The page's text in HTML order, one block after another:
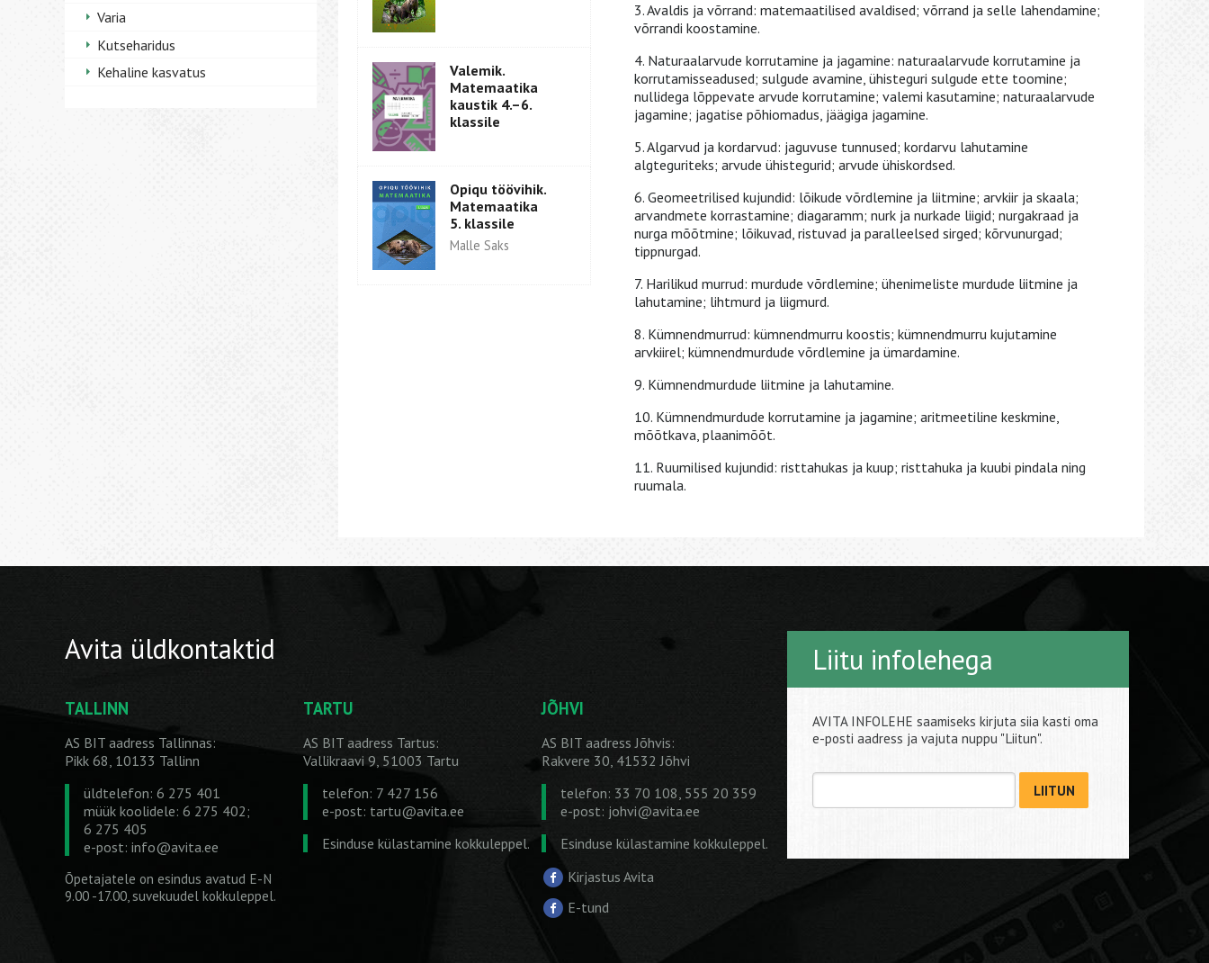
Varia
Kutseharidus
Kehaline kasvatus
Valemik.
Matemaatika
kaustik 4.–6.
klassile
Opiqu töövihik.
Matemaatika
5. klassile
Malle Saks
3. Avaldis ja võrrand: matemaatilised avaldised; võrrand ja selle lahendamine;
võrrandi koostamine.
4. Naturaalarvude korrutamine ja jagamine: naturaalarvude korrutamine ja
korrutamisseadused; sulgude avamine, ühisteguri sulgude ette toomine;
nullidega lõppevate arvude korrutamine; valemi kasutamine; naturaalarvude
jagamine; jagatise põhiomadus, jäägiga jagamine.
5. Algarvud ja kordarvud: jaguvuse tunnused; kordarvu lahutamine
algteguriteks; arvude ühistegurid; arvude ühiskordsed.
6. Geomeetrilised kujundid: lõikude võrdlemine ja liitmine; arvkiir ja skaala;
arvandmete korrastamine; diagaramm; nurk ja nurkade liigid; nurgakraad ja
nurga mõõtmine; lõikuvad, ristuvad ja paralleelsed sirged; kõrvunurgad;
tippnurgad.
7. Harilikud murrud: murdude võrdlemine; ühenimeliste murdude liitmine ja
lahutamine; lihtmurd ja liigmurd.
8. Kümnendmurrud: kümnendmurru koostis; kümnendmurru kujutamine
arvkiirel; kümnendmurdude võrdlemine ja ümardamine.
9. Kümnendmurdude liitmine ja lahutamine.
10. Kümnendmurdude korrutamine ja jagamine; aritmeetiline keskmine,
mõõtkava, plaanimõõt.
11. Ruumilised kujundid: risttahukas ja kuup; risttahuka ja kuubi pindala ning
ruumala.
Avita üldkontaktid
TALLINN
AS BIT aadress Tallinnas:
Pikk 68, 10133 Tallinn
üldtelefon: 6 275 401
müük koolidele: 6 275 402;
6 275 405
e-post: info@avita.ee
Õpetajatele on esindus avatud E-N
9.00 -17.00, suvekuudel kokkuleppel.
TARTU
AS BIT aadress Tartus:
Vallikraavi 9, 51003 Tartu
telefon: 7 427 156
e-post: tartu@avita.ee
Esinduse külastamine kokkuleppel.
JÕHVI
AS BIT aadress Jõhvis:
Rakvere 30, 41532 Jõhvi
telefon: 33 70 108, 555 20 359
e-post: johvi@avita.ee
Esinduse külastamine kokkuleppel.
Kirjastus Avita
E-tund
Liitu infolehega
AVITA INFOLEHE saamiseks kirjuta siia kasti oma
e-posti aadress ja vajuta nuppu "Liitun".
LIITUN